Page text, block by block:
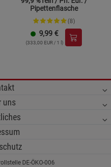
Pipettenflasche
(8)
9,99 €
(333,00 EUR / 1 l)
uns
DE-ÖKO-006